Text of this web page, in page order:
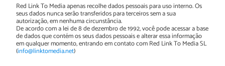
Red Link To Media apenas recolhe dados pessoais para uso interno. Os
seus dados nunca serão transferidos para terceiros sem a sua
autorização, em nenhuma circunstância.
De acordo com a lei de 8 de dezembro de 1992, você pode acessar a base
de dados que contém os seus dados pessoais e alterar essa informação
em qualquer momento, entrando em contato com Red Link To Media SL
(info@linktomedia.net)